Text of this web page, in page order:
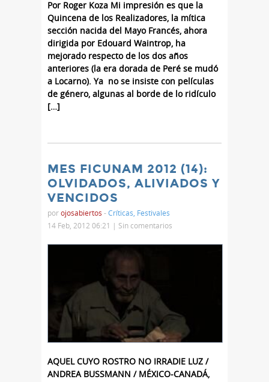
Por Roger Koza Mi impresión es que la
Quincena de los Realizadores, la mítica
sección nacida del Mayo Francés, ahora
dirigida por Edouard Waintrop, ha
mejorado respecto de los dos años
anteriores (la era dorada de Peré se mudó
a Locarno). Ya no se insiste con películas
de género, algunas al borde de lo ridículo
[…]
MES FICUNAM 2012 (14):
OLVIDADOS, ALIVIADOS Y
VENCIDOS
porojosabiertos -Críticas Festivales
14 Feb, 2012 06:21 | Sin comentarios
AQUEL CUYO ROSTRO NO IRRADIE LUZ /
ANDREA BUSSMANN / MÉXICO-CANADÁ,